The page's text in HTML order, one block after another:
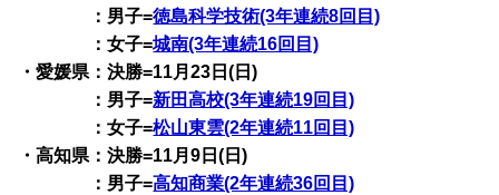
：男子=徳島科学技術(3年連続8回目)
：女子=城南(3年連続16回目)
・愛媛県：決勝=11月23日(日)
：男子=新田高校(3年連続19回目)
：女子=松山東雲(2年連続11回目)
・高知県：決勝=11月9日(日)
：男子=高知商業(2年連続36回目)